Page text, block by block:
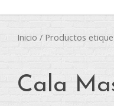
Inicio / Productos
Cala